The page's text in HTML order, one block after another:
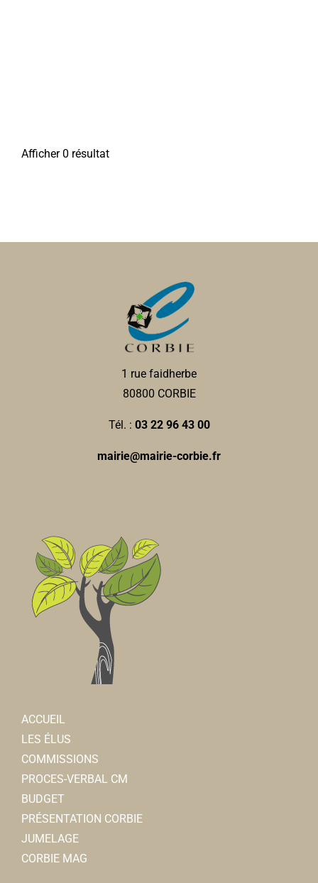
Afficher 0 résultat
1 rue faidherbe
80800 CORBIE
Tél. : 03 22 96 43 00
mairie@mairie-corbie.fr
ACCUEIL
LES ÉLUS
COMMISSIONS
PROCES-VERBAL CM
BUDGET
PRÉSENTATION CORBIE
JUMELAGE
CORBIE MAG